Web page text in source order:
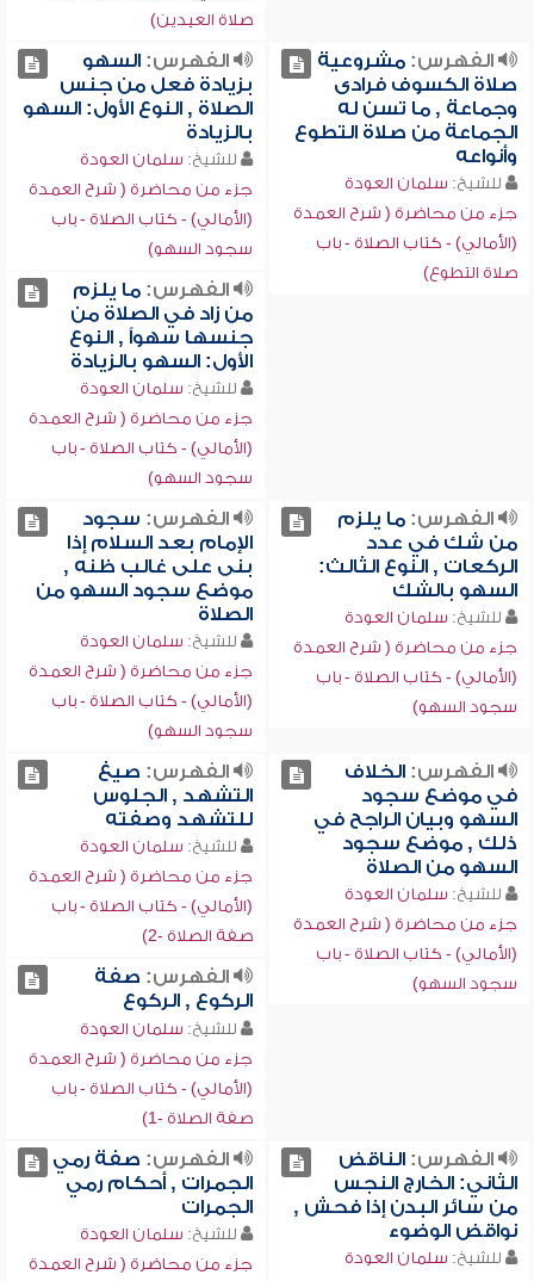
صلاة العيدين)
الفهرس:مشروعية
صلاة الكسوف فرادى
وجماعة , ما تسن له
الجماعة من صلاة التطوع
وأنواعه
للشيخ: سلمان العودة
جزء من محاضرة ( شرح العمدة
(الأمالي) - كتاب الصلاة - باب
صلاة التطوع)
الفهرس:السهو
بزيادة فعل من جنس
الصلاة , النوع الأول: السهو
بالزيادة
للشيخ: سلمان العودة
جزء من محاضرة ( شرح العمدة
(الأمالي) - كتاب الصلاة - باب
سجود السهو)
الفهرس:ما يلزم
من زاد في الصلاة من
جنسها سهواً , النوع
الأول: السهو بالزيادة
للشيخ: سلمان العودة
جزء من محاضرة ( شرح العمدة
(الأمالي) - كتاب الصلاة - باب
سجود السهو)
الفهرس:ما يلزم
من شك في عدد
الركعات , النوع الثالث:
السهو بالشك
للشيخ: سلمان العودة
جزء من محاضرة ( شرح العمدة
(الأمالي) - كتاب الصلاة - باب
سجود السهو)
الفهرس: سجود
الإمام بعد السلام إذا
بنى على غالب ظنه ,
موضع سجود السهو من
الصلاة
للشيخ: سلمان العودة
جزء من محاضرة ( شرح العمدة
(الأمالي) - كتاب الصلاة - باب
سجود السهو)
الفهرس:الخلاف
في موضع سجود
السهو وبيان الراجح في
ذلك , موضع سجود
السهو من الصلاة
للشيخ: سلمان العودة
جزء من محاضرة ( شرح العمدة
(الأمالي) - كتاب الصلاة - باب
سجود السهو)
الفهرس: صيغ
التشهد , الجلوس
للتشهد وصفته
للشيخ: سلمان العودة
جزء من محاضرة ( شرح العمدة
(الأمالي) - كتاب الصلاة - باب
صفة الصلاة -2)
الفهرس: صفة
الركوع , الركوع
للشيخ: سلمان العودة
جزء من محاضرة ( شرح العمدة
(الأمالي) - كتاب الصلاة - باب
صفة الصلاة -1)
الفهرس:الناقض
الثاني: الخارج النجس
من سائر البدن إذا فحش ,
نواقض الوضوء
للشيخ: سلمان العودة
الفهرس: صفة رمي
الجمرات , أحكام رمي
الجمرات
للشيخ: سلمان العودة
جزء من محاضرة ( شرح العمدة